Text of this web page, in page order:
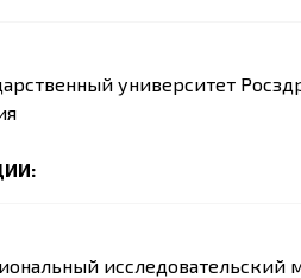
университет